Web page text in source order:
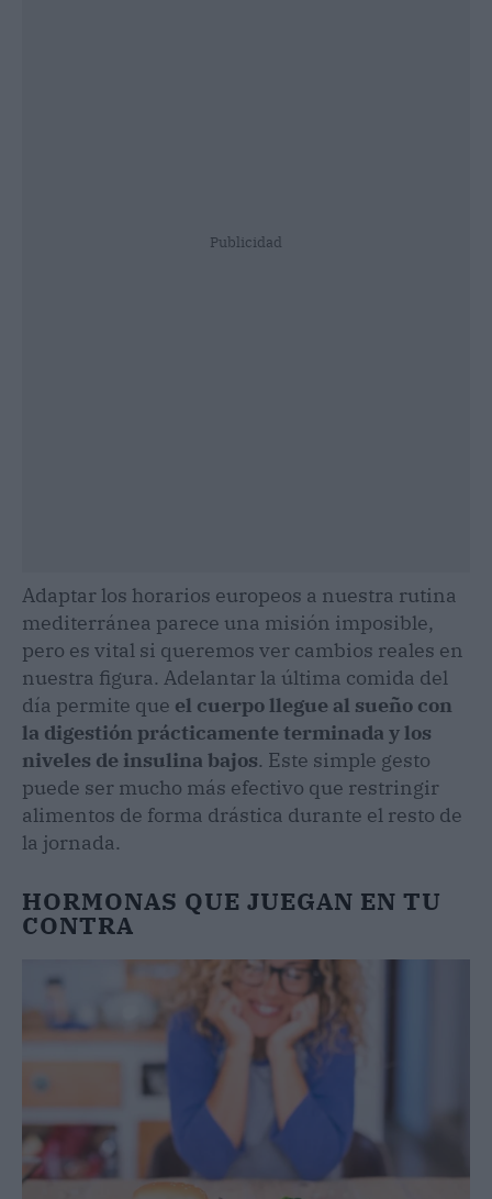
Publicidad
Adaptar los horarios europeos a nuestra rutina
mediterránea parece una misión imposible,
pero es vital si queremos ver cambios reales en
nuestra figura. Adelantar la última comida del
día permite que el cuerpo llegue al sueño con
la digestión prácticamente terminada y los
niveles de insulina bajos. Este simple gesto
puede ser mucho más efectivo que restringir
alimentos de forma drástica durante el resto de
la jornada.
HORMONAS QUE JUEGAN EN TU
CONTRA